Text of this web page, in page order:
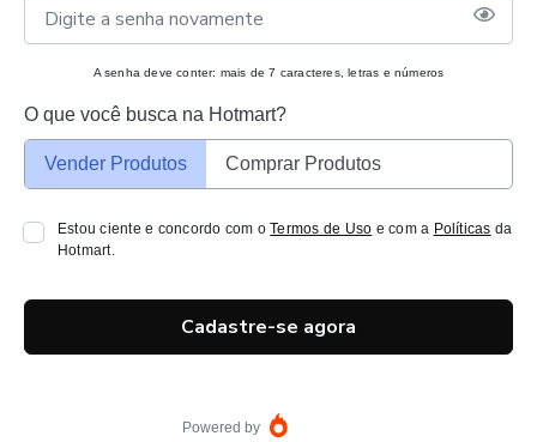
A senha deve conter: mais de 7 caracteres, letras e números
O que você busca na Hotmart?
Vender Produtos Comprar Produtos
Estou ciente e concordo com oTermos de Uso e com a Políticas da
Hotmart.
Cadastre-se agora
Powered by